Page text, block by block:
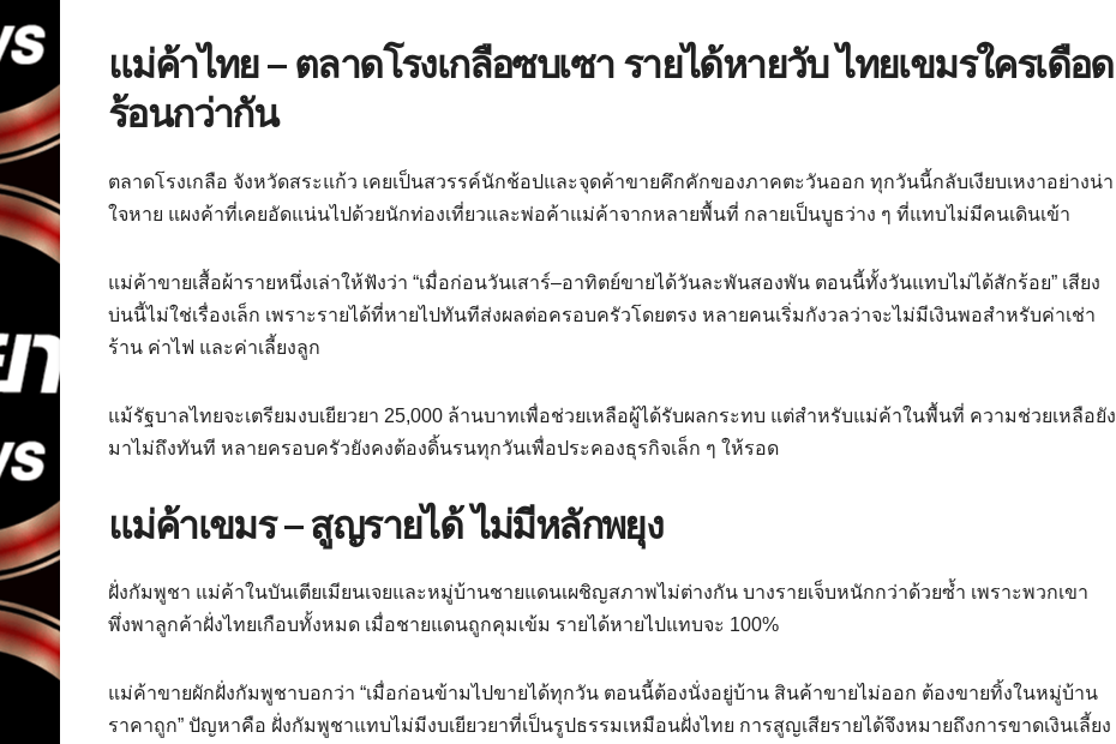
แม่ค้าไทย – ตลาดโรงเกลือซบเซา รายได้หายวับ ไทยเขมรใครเดือด
ร้อนกว่ากัน
ตลาดโรงเกลือ จังหวัดสระแก้ว เคยเป็นสวรรค์นักช้อปและจุดค้าขายคึกคักของภาคตะวันออก ทุกวันนี้กลับเงียบเหงาอย่างน่า
ใจหาย แผงค้าที่เคยอัดแน่นไปด้วยนักท่องเที่ยวและพ่อค้าแม่ค้าจากหลายพื้นที่ กลายเป็นบูธว่าง ๆ ที่แทบไม่มีคนเดินเข้า
แม่ค้าขายเสื้อผ้ารายหนึ่งเล่าให้ฟังว่า “เมื่อก่อนวันเสาร์–อาทิตย์ขายได้วันละพันสองพัน ตอนนี้ทั้งวันแทบไม่ได้สักร้อย” เสียง
บ่นนี้ไม่ใช่เรื่องเล็ก เพราะรายได้ที่หายไปทันทีส่งผลต่อครอบครัวโดยตรง หลายคนเริ่มกังวลว่าจะไม่มีเงินพอสำหรับค่าเช่า
ร้าน ค่าไฟ และค่าเลี้ยงลูก
แม้รัฐบาลไทยจะเตรียมงบเยียวยา 25,000 ล้านบาทเพื่อช่วยเหลือผู้ได้รับผลกระทบ แต่สำหรับแม่ค้าในพื้นที่ ความช่วยเหลือยัง
มาไม่ถึงทันที หลายครอบครัวยังคงต้องดิ้นรนทุกวันเพื่อประคองธุรกิจเล็ก ๆ ให้รอด
แม่ค้าเขมร – สูญรายได้ ไม่มีหลักพยุง
ฝั่งกัมพูชา แม่ค้าในบันเตียเมียนเจยและหมู่บ้านชายแดนเผชิญสภาพไม่ต่างกัน บางรายเจ็บหนักกว่าด้วยซ้ำ เพราะพวกเขา
พึ่งพาลูกค้าฝั่งไทยเกือบทั้งหมด เมื่อชายแดนถูกคุมเข้ม รายได้หายไปแทบจะ 100%
แม่ค้าขายผักฝั่งกัมพูชาบอกว่า “เมื่อก่อนข้ามไปขายได้ทุกวัน ตอนนี้ต้องนั่งอยู่บ้าน สินค้าขายไม่ออก ต้องขายทิ้งในหมู่บ้าน
ราคาถูก” ปัญหาคือ ฝั่งกัมพูชาแทบไม่มีงบเยียวยาที่เป็นรูปธรรมเหมือนฝั่งไทย การสูญเสียรายได้จึงหมายถึงการขาดเงินเลี้ยง